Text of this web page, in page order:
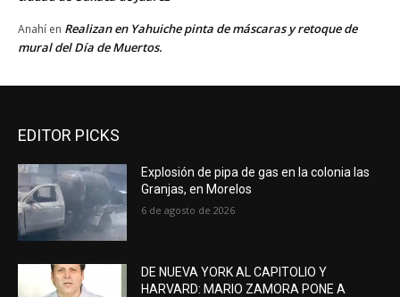
Anahí en Realizan en Yahuiche pinta de máscaras y retoque de
mural del Día de Muertos.
EDITOR PICKS
Explosión de pipa de gas en la colonia las
Granjas, en Morelos
6 de agosto de 2026
DE NUEVA YORK AL CAPITOLIO Y
HARVARD: MARIO ZAMORA PONE A